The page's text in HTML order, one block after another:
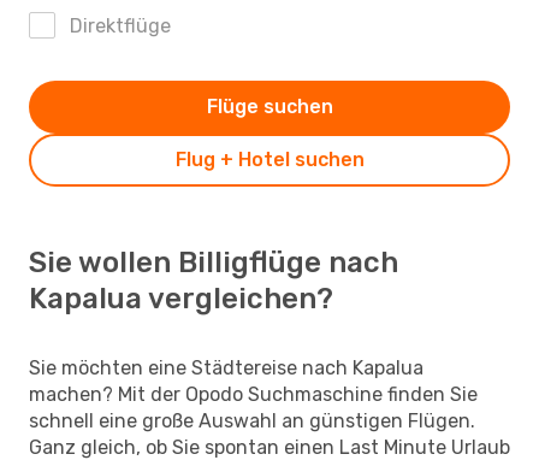
Direktflüge
Flug + Hotel suchen
Flüge suchen
Sie wollen Billigflüge nach
Kapalua vergleichen?
Sie möchten eine Städtereise nach Kapalua
machen? Mit der Opodo Suchmaschine finden Sie
schnell eine große Auswahl an günstigen Flügen.
Ganz gleich, ob Sie spontan einen Last Minute Urlaub